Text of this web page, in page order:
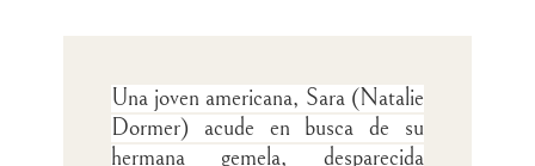
Una joven americana, Sara (Natalie
Dormer) acude en busca de su
hermana gemela, desparecida